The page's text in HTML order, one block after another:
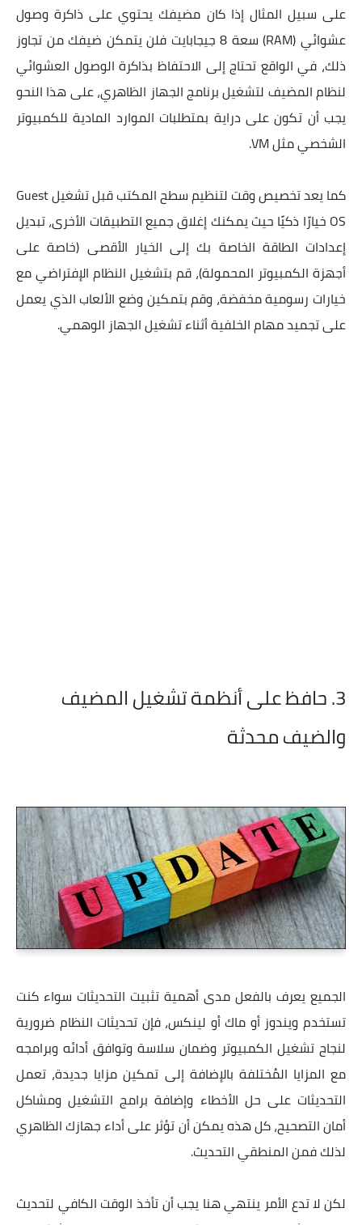
على سبيل المثال إذا كان مضيفك يحتوي على ذاكرة وصول
عشوائي (RAM) سعة 8 جيجابايت فلن يتمكن ضيفك من تجاوز
ذلك، في الواقع تحتاج إلى الاحتفاظ بذاكرة الوصول العشوائي
لنظام المضيف لتشغيل برنامج الجهاز الظاهري، على هذا النحو
يجب أن تكون على دراية بمتطلبات الموارد المادية للكمبيوتر
الشخصي مثل VM.
كما يعد تخصيص وقت لتنظيم سطح المكتب قبل تشغيل Guest
OS خيارًا ذكيًا حيث يمكنك إغلاق جميع التطبيقات الأخرى، تبديل
إعدادات الطاقة الخاصة بك إلى الخيار الأقصى (خاصة على
أجهزة الكمبيوتر المحمولة)، قم بتشغيل النظام الإفتراضي مع
خيارات رسومية مخفضة، وقم بتمكين وضع الألعاب الذي يعمل
على تجميد مهام الخلفية أثناء تشغيل الجهاز الوهمي.
3. حافظ على أنظمة تشغيل المضيف
والضيف محدثة
الجميع يعرف بالفعل مدى أهمية تثبيت التحديثات سواء كنت
تستخدم ويندوز أو ماك أو لينكس، فإن تحديثات النظام ضرورية
لنجاح تشغيل الكمبيوتر وضمان سلاسة وتوافق أدائه وبرامجه
مع المزايا المُختلفة بالإضافة إلى تمكين مزايا جديدة، تعمل
التحديثات على حل الأخطاء وإضافة برامج التشغيل ومشاكل
أمان التصحيح، كل هذه يمكن أن تؤثر على أداء جهازك الظاهري
لذلك فمن المنطقي التحديث.
لكن لا تدع الأمر ينتهي هنا يجب أن تأخذ الوقت الكافي لتحديث